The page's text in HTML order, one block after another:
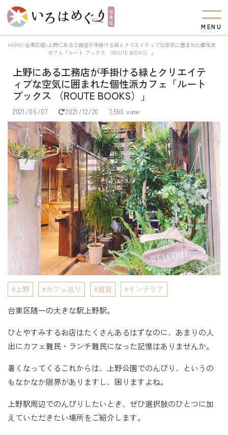
M EN U
HOME 台東区版 上野にある工務店が手掛ける緑とクリエイティブな空気に囲まれた個性派
カフェ「ルート ブックス （ROUTE BOOKS）」
上野にある工務店が手掛ける緑とクリエイテ
ィブな空気に囲まれた個性派カフェ「ルート
ブックス （ROUTE BOOKS）」
2021/06/07 2021/12/20 7,590 view
上野 カフェ巡り 雑貨 インテリア
台東区随一の大きな駅上野駅。
ひとやすみするお店はたくさんあるはずなのに、あまりの人
出にカフェ難民・ランチ難民になった記憶はありませんか。
暑くなってくるこれからは、上野公園でのんびり、というの
もなかなか限界がありますし、困りますよね。
上野駅周辺でのんびりしたいとき、ぜひ選択肢のひとつに加
えていただきたい場所をご紹介します。